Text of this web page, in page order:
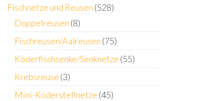
Fischnetze und Reusen (528)
Doppelreusen (8)
Fischreusen/Aalreusen (75)
Köderfischsenke/Senknetze (55)
Krebsreuse (3)
Mini-Köderstellnetze (45)